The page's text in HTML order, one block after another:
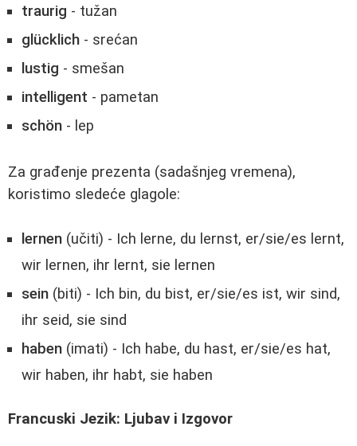
traurig - tužan
glücklich - srećan
lustig - smešan
intelligent - pametan
schön - lep
Za građenje prezenta (sadašnjeg vremena),
koristimo sledeće glagole:
lernen (učiti) - Ich lerne, du lernst, er/sie/es lernt,
wir lernen, ihr lernt, sie lernen
sein (biti) - Ich bin, du bist, er/sie/es ist, wir sind,
ihr seid, sie sind
haben (imati) - Ich habe, du hast, er/sie/es hat,
wir haben, ihr habt, sie haben
Francuski Jezik: Ljubav i Izgovor